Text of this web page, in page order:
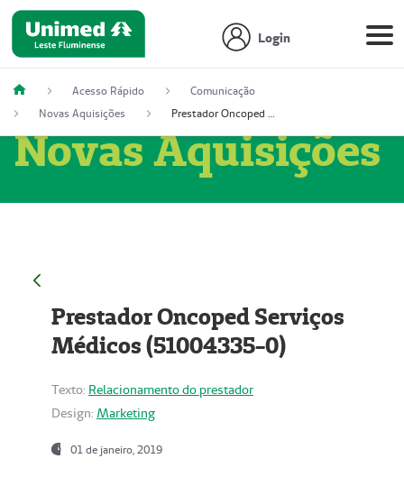
Login
Acesso Rápido
Comunicação
Novas Aquisições
Prestador Oncoped Serviços Médicos (51004335-0)
Novas Aquisições
Prestador Oncoped Serviços
Médicos (51004335-0)
Texto: Relacionamento do prestador
Design: Marketing
01 de janeiro, 2019